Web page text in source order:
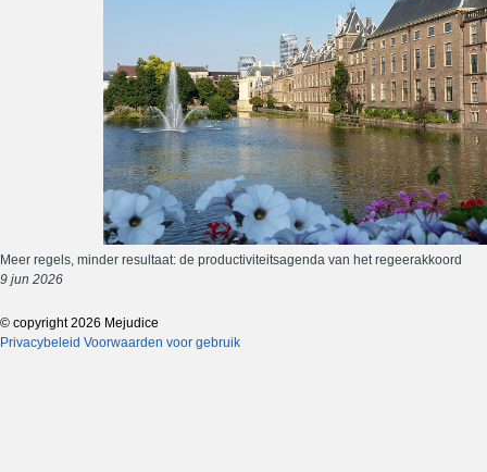
Meer regels, minder resultaat: de productiviteitsagenda van het regeerakkoord
9 jun 2026
© copyright 2026 Mejudice
Privacybeleid Voorwaarden voor gebruik